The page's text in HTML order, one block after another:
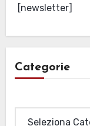
[newsletter]
Categorie